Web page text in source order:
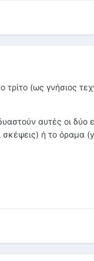
τρίτο (ως γνήσιος
αυτές οι
σκέψεις) ή το όραμα